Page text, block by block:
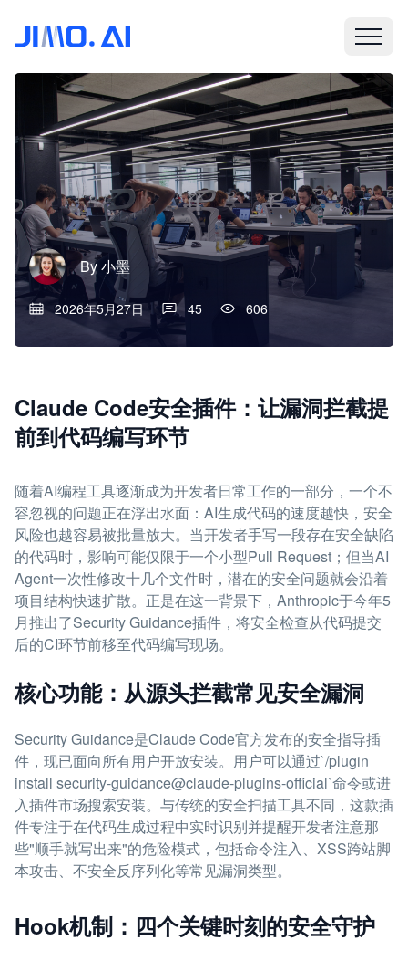
By小墨
2026年5月27日 45 606
Claude Code安全插件：让漏洞拦截提
前到代码编写环节
随着AI编程工具逐渐成为开发者日常工作的一部分，一个不
容忽视的问题正在浮出水面：AI生成代码的速度越快，安全
风险也越容易被批量放大。当开发者手写一段存在安全缺陷
的代码时，影响可能仅限于一个小型Pull Request；但当AI
Agent一次性修改十几个文件时，潜在的安全问题就会沿着
项目结构快速扩散。正是在这一背景下，Anthropic于今年5
月推出了Security Guidance插件，将安全检查从代码提交
后的CI环节前移至代码编写现场。
核心功能：从源头拦截常见安全漏洞
Security Guidance是Claude Code官方发布的安全指导插
件，现已面向所有用户开放安装。用户可以通过`/plugin
install security-guidance@claude-plugins-official`命令或进
入插件市场搜索安装。与传统的安全扫描工具不同，这款插
件专注于在代码生成过程中实时识别并提醒开发者注意那
些"顺手就写出来"的危险模式，包括命令注入、XSS跨站脚
本攻击、不安全反序列化等常见漏洞类型。
Hook机制：四个关键时刻的安全守护